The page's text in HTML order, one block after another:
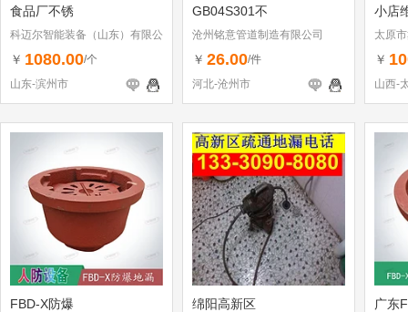
食品厂不锈
科迈尔智能装备（山东）有限公
司
￥ 1080.00/个
山东-滨州市
GB04S301不
沧州铭意管道制造有限公司
￥ 26.00/件
河北-沧州市
小店
太原
￥
山西-
FBD-X防爆 绵阳高新区 广东